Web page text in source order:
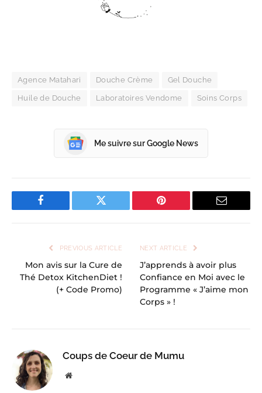
Agence Matahari Douche Crème Gel Douche
Huile de Douche Laboratoires Vendome Soins Corps
Me suivre sur Google News
Facebook Twitter Pinterest Email
PREVIOUS ARTICLE
Mon avis sur la Cure de
Thé Detox KitchenDiet !
(+ Code Promo)
NEXT ARTICLE
J’apprends à avoir plus
Confiance en Moi avec le
Programme « J’aime mon
Corps » !
Coups de Coeur de Mumu
Website